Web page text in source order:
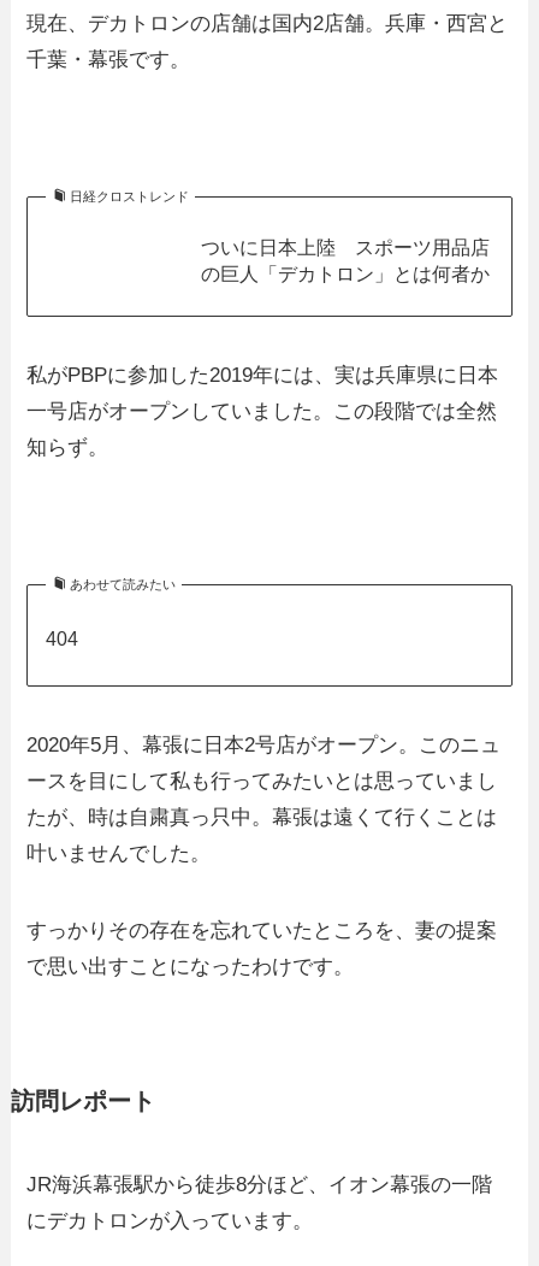
現在、デカトロンの店舗は国内2店舗。兵庫・西宮と
千葉・幕張です。
日経クロストレンド
ついに日本上陸 スポーツ用品店
の巨人「デカトロン」とは何者か
私がPBPに参加した2019年には、実は兵庫県に日本
一号店がオープンしていました。この段階では全然
知らず。
あわせて読みたい
404
2020年5月、幕張に日本2号店がオープン。このニュ
ースを目にして私も行ってみたいとは思っていまし
たが、時は自粛真っ只中。幕張は遠くて行くことは
叶いませんでした。
すっかりその存在を忘れていたところを、妻の提案
で思い出すことになったわけです。
訪問レポート
JR海浜幕張駅から徒歩8分ほど、イオン幕張の一階
にデカトロンが入っています。